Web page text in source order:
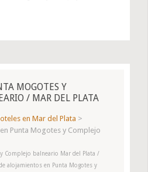
MOGOTES Y
/ MAR DEL PLATA
en Mar del Plata >
Punta Mogotes y Complejo
Complejo balneario Mar del Plata /
alojamientos en Punta Mogotes y